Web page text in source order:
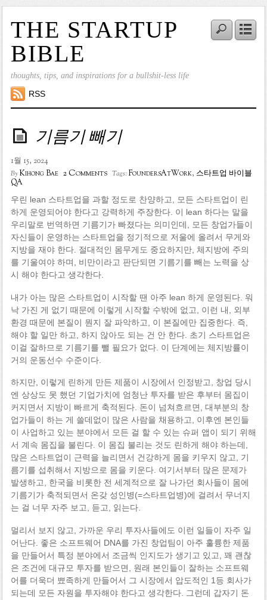
THE STARTUP
BIBLE
thoughts, tips, and inspirations for a bullshit-less life
RSS
기름기 빼기
1월 15, 2024
ByKihong Bae 2 Comments Tags:FoundersAtWork, 스타트업 바이블
QA
우린 lean 스타트업을 과할 정도로 찬양하고, 모든 스타트업이 린
하게 운영되어야 한다고 강력하게 주장한다. 이 lean 하다는 말을
우리말로 번역하면 기름기가 빠졌다는 의미인데, 모든 창업가들이
자신들이 운영하는 스타트업을 정기적으로 저울에 올려서 무게와
지방을 재야 한다. 절대적인 몸무게도 중요하지만, 체지방에 주의
를 기울여야 하며, 비만이라고 판단되면 기름기를 빼는 노력을 상
시 해야 한다고 생각한다.
내가 아는 많은 스타트업이 시작할 땐 아주 lean 하게 운영된다. 워
낙 가진 게 없기 때문에 이렇게 시작할 수밖에 없고, 이런 내, 외부
환경 때문에 본질이 뭔지 잘 파악하고, 이 본질에만 집중한다. 즉,
해야 할 일만 하고, 하지 않아도 되는 건 안 한다. 초기 스타트업은
이걸 잘하므로 기름기를 뺄 필요가 없다. 이 단계에는 체지방률이
거의 운동선수 수준이다.
하지만, 이렇게 린하게 만든 제품이 시장에서 인정받고, 창업 당시
엔 상상도 못 했던 기업가치에 엄청난 투자를 받은 후부터 몸집이
커지면서 지방이 빠르게 축적된다. 돈이 넘쳐흐르면, 대부분의 창
업가들이 하는 게 쓸데없이 많은 사람을 채용하고, 이후엔 본인들
이 사업하고 있는 분야에서 모든 걸 할 수 있는 슈퍼 앱이 되기 위해
서 계속 몸집을 불린다. 이 몸집 불리는 것도 린하게 해야 하는데,
많은 스타트업이 근력을 늘리면서 건강하게 몸을 키우지 않고, 기
름기를 섭취해서 지방으로 몸을 키운다. 여기서부터 많은 문제가
발생하고, 한국을 비롯한 전 세계적으로 잘 나가던 회사들이 몸에
기름기가 축적되면서 온갖 성인병(=스타트업병)에 걸려서 무너지
는 걸 너무 자주 보고, 듣고, 읽는다.
멀리서 보지 않고, 가까운 우리 투자사들에도 이런 일들이 자주 일
어난다. 좋은 소프트웨어 DNA를 가진 창업팀이 아주 훌륭한 제품
을 만들어서 특정 분야에서 조금씩 인지도가 생기고 있고, 꽤 괜찮
은 조건에 대규모 투자를 받으면, 원래 본인들이 잘하는 소프트웨
어를 더욱더 뾰족하게 만들어서 그 시장에서 압도적인 1등 회사가
되는데 모든 자원을 투자해야 한다고 생각한다. 그런데 갑자기 돈